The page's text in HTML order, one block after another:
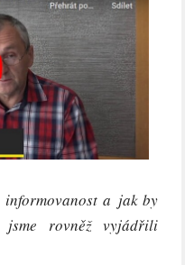
a jak by
rovněž vyjádřili